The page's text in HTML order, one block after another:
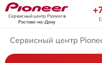
Сервисный центр Pioneerв
Ростове-на-Дону
Сервисный центр